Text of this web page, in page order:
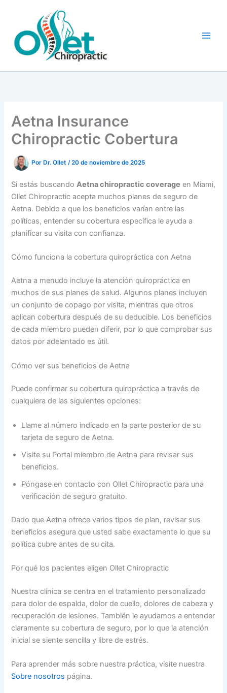
content
Aetna Insurance
Chiropractic Cobertura
Por Dr. Ollet/20 de noviembre de 2025
Si estás buscandoAetna chiropractic coverage en Miami,
Ollet Chiropractic acepta muchos planes de seguro de
Aetna. Debido a que los beneficios varían entre las
políticas, entender su cobertura específica le ayuda a
planificar su visita con confianza.
Cómo funciona la cobertura quiropráctica con Aetna
Aetna a menudo incluye la atención quiropráctica en
muchos de sus planes de salud. Algunos planes incluyen
un conjunto de copago por visita, mientras que otros
aplican cobertura después de su deducible. Los beneficios
de cada miembro pueden diferir, por lo que comprobar sus
datos por adelantado es útil.
Cómo ver sus beneficios de Aetna
Puede confirmar su cobertura quiropráctica a través de
cualquiera de las siguientes opciones:
Llame al número indicado en la parte posterior de su
tarjeta de seguro de Aetna.
Visite su Portal miembro de Aetna para revisar sus
beneficios.
Póngase en contacto con Ollet Chiropractic para una
verificación de seguro gratuito.
Dado que Aetna ofrece varios tipos de plan, revisar sus
beneficios asegura que usted sabe exactamente lo que su
política cubre antes de su cita.
Por qué los pacientes eligen Ollet Chiropractic
Nuestra clínica se centra en el tratamiento personalizado
para dolor de espalda, dolor de cuello, dolores de cabeza y
recuperación de lesiones. También le ayudamos a entender
claramente su cobertura de seguro, por lo que la atención
inicial se siente sencilla y libre de estrés.
Para aprender más sobre nuestra práctica, visite nuestra
Sobre nosotros página.